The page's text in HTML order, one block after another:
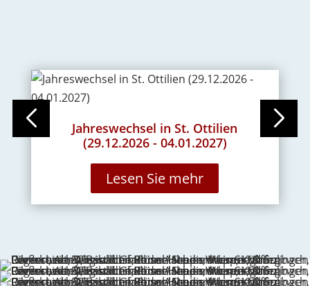
Jahreswechsel in St. Ottilien
(29.12.2026 - 04.01.2027)
Lesen Sie mehr